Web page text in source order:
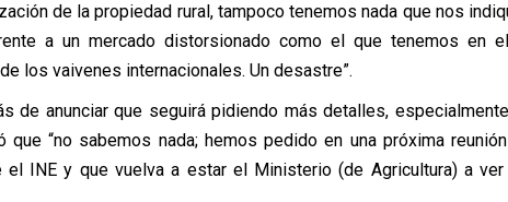
de la propiedad rural, tampoco tenemos nada que nos
a un mercado distorsionado como el que tenemos en
los vaivenes internacionales. Un desastre”.
de anunciar que seguirá pidiendo más detalles,
que “no sabemos nada; hemos pedido en una próxima
el INE y que vuelva a estar el Ministerio (de Agricultura) a ver